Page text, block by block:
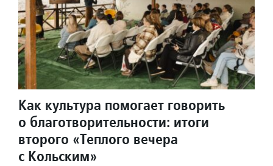
Как культура помогает говорить
о благотворительности: итоги
второго «Теплого вечера
с Кольским»